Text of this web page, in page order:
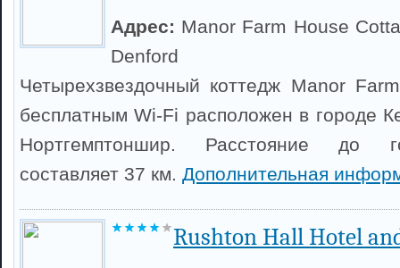
Адрес: Manor Farm House
Denford
Четырехзвездочный коттедж Manor
бесплатным Wi-Fi расположен в городе
Нортгемптоншир. Расстояние до
составляет 37 км. Дополнительная
Rushton Hall Hotel